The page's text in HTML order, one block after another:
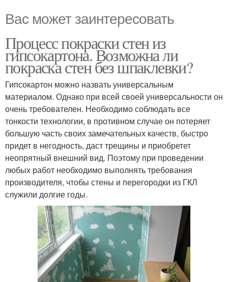
Вас может заинтересовать
Процесс покраски стен из
гипсокартона. Возможна ли
покраска стен без шпаклевки?
Гипсокартон можно назвать универсальным
материалом. Однако при всей своей универсальности он
очень требователен. Необходимо соблюдать все
тонкости технологии, в противном случае он потеряет
большую часть своих замечательных качеств, быстро
придет в негодность, даст трещины и приобретет
неопрятный внешний вид. Поэтому при проведении
любых работ необходимо выполнять требования
производителя, чтобы стены и перегородки из ГКЛ
служили долгие годы.